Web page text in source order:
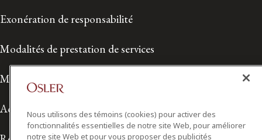
Exonération de responsabilité
Modalités de prestation de services
Modalités d'utilisation
AccessibilitéNous utilisons des témoins (cookies) pour activer des
fonctionnalités essentielles de notre site Web, pour améliorer
notre site Web et pour vous proposer des publicités